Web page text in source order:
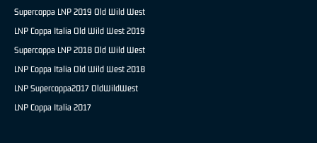
Supercoppa LNP 2019 Old Wild West
LNP Coppa Italia Old Wild West 2019
Supercoppa LNP 2018 Old Wild West
LNP Coppa Italia Old Wild West 2018
LNP Supercoppa2017 OldWildWest
LNP Coppa Italia 2017